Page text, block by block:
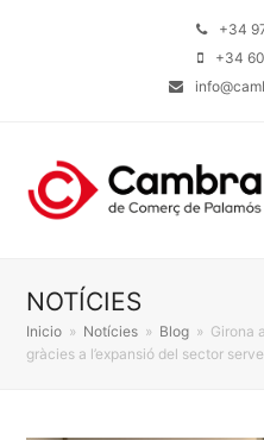
+34
+34
NOTÍCIES
Inicio » Notícies » Blog » Girona
gràcies a l’expansió del sector